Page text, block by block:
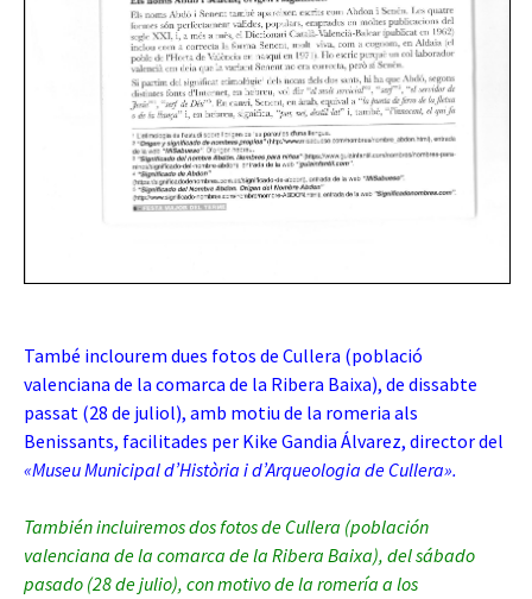
També inclourem dues fotos de Cullera (població
valenciana de la comarca de la Ribera Baixa), de dissabte
passat (28 de juliol), amb motiu de la romeria als
Benissants, facilitades per Kike Gandia Álvarez, director del
«Museu Municipal d’Història i d’Arqueologia de Cullera».
También incluiremos dos fotos de Cullera (población
valenciana de la comarca de la Ribera Baixa), del sábado
pasado (28 de julio), con motivo de la romería a los